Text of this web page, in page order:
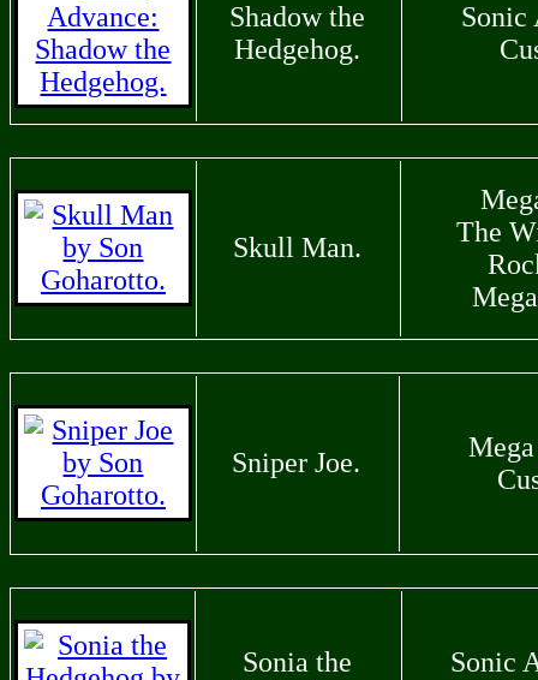
Shadow the
Hedgehog.
Sonic
Skull Man.
The
Sniper Joe.
Sonia the
Sonic